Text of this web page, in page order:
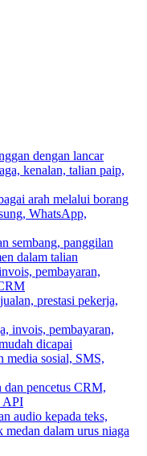
dengan lancar
kenalan, talian paip,
arah melalui borang
WhatsApp,
sembang, panggilan
dalam talian
pembayaran,
prestasi pekerja,
invois, pembayaran,
dicapai
media sosial, SMS,
dan pencetus CRM,
API
audio kepada teks,
dalam urus niaga